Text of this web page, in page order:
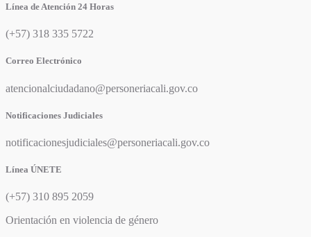
Línea de Atención 24 Horas
(+57) 318 335 5722
Correo Electrónico
atencionalciudadano@personeriacali.gov.co
Notificaciones Judiciales
notificacionesjudiciales@personeriacali.gov.co
Línea ÚNETE
(+57) 310 895 2059
Orientación en violencia de género